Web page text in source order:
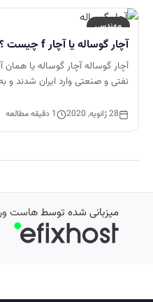
مهندسی
آچار گوساله یا آچار f چیست ؟
نفتی و صنعتی وارد ایران شدند و
28 ژانویه, 2020 1 دقیقه مطالعه
میزبانی شده توسطهاست